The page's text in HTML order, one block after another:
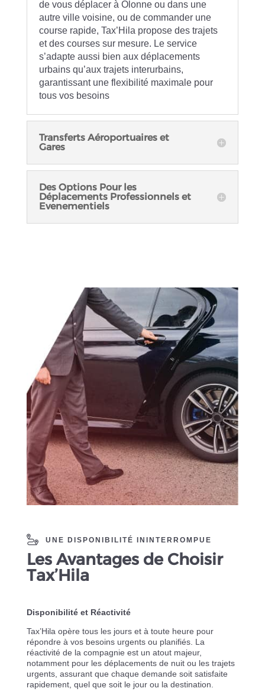
de vous déplacer à Olonne ou dans une
autre ville voisine, ou de commander une
course rapide, Tax’Hila propose des trajets
et des courses sur mesure. Le service
s’adapte aussi bien aux déplacements
urbains qu’aux trajets interurbains,
garantissant une flexibilité maximale pour
tous vos besoins
Transferts Aéroportuaires et
Gares
Des Options Pour les
Déplacements Professionnels et
Evenementiels
UNE DISPONIBILITÉ ININTERROMPUE
Les Avantages de Choisir
Tax’Hila
Disponibilité et Réactivité
Tax’Hila opère tous les jours et à toute heure pour
répondre à vos besoins urgents ou planifiés. La
réactivité de la compagnie est un atout majeur,
notamment pour les déplacements de nuit ou les trajets
urgents, assurant que chaque demande soit satisfaite
rapidement, quel que soit le jour ou la destination.